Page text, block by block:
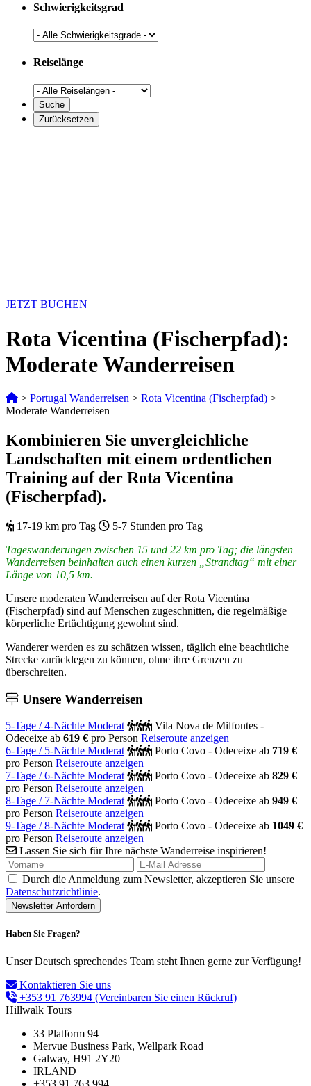
Schwierigkeitsgrad
Reiselänge
JETZT BUCHEN
Rota Vicentina (Fischerpfad):
Moderate Wanderreisen
> Portugal Wanderreisen > Rota Vicentina (Fischerpfad) >
Moderate Wanderreisen
Kombinieren Sie unvergleichliche
Landschaften mit einem ordentlichen
Training auf der Rota Vicentina
(Fischerpfad).
17-19 km pro Tag
5-7 Stunden pro Tag
Tageswanderungen zwischen 15 und 22 km pro Tag; die längsten
Wanderreisen beinhalten auch einen kurzen „Strandtag“ mit einer
Länge von 10,5 km.
Unsere moderaten Wanderreisen auf der Rota Vicentina
(Fischerpfad) sind auf Menschen zugeschnitten, die regelmäßige
körperliche Ertüchtigung gewohnt sind.
Wanderer werden es zu schätzen wissen, täglich eine beachtliche
Strecke zurücklegen zu können, ohne ihre Grenzen zu
überschreiten.
Unsere Wanderreisen
5-Tage / 4-Nächte Moderat
Vila Nova de Milfontes -
Odeceixe ab 619 € pro Person Reiseroute anzeigen
6-Tage / 5-Nächte Moderat
Porto Covo - Odeceixe ab 719 €
pro Person Reiseroute anzeigen
7-Tage / 6-Nächte Moderat
Porto Covo - Odeceixe ab 829 €
pro Person Reiseroute anzeigen
8-Tage / 7-Nächte Moderat
Porto Covo - Odeceixe ab 949 €
pro Person Reiseroute anzeigen
9-Tage / 8-Nächte Moderat
Porto Covo - Odeceixe ab 1049 €
pro Person Reiseroute anzeigen
Lassen Sie sich für Ihre nächste Wanderreise inspirieren!
Durch die Anmeldung zum Newsletter, akzeptieren Sie unsere
Datenschutzrichtlinie.
Haben Sie Fragen?
Unser Deutsch sprechendes Team steht Ihnen gerne zur Verfügung!
Kontaktieren Sie uns
+353 91 763994 (Vereinbaren Sie einen Rückruf)
Hillwalk Tours
33 Platform 94
Mervue Business Park, Wellpark Road
Galway, H91 2Y20
IRLAND
+353 91 763 994